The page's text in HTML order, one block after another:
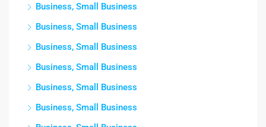
Business, Small Business
Business, Small Business
Business, Small Business
Business, Small Business
Business, Small Business
Business, Small Business